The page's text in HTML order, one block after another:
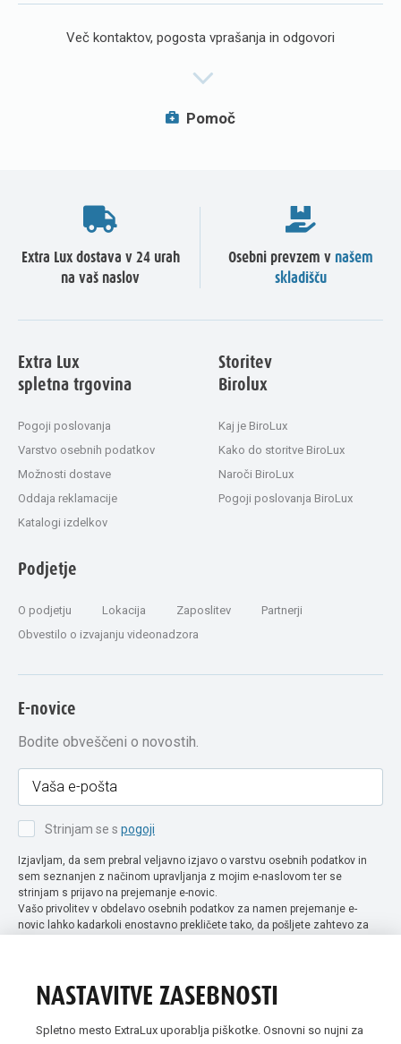
Več kontaktov, pogosta vprašanja in odgovori
Pomoč
Extra Lux dostava v 24 urah
na vaš naslov
Osebni prevzem v našem
skladišču
Extra Lux
spletna trgovina
Pogoji poslovanja
Varstvo osebnih podatkov
Možnosti dostave
Oddaja reklamacije
Katalogi izdelkov
Storitev
Birolux
Kaj je BiroLux
Kako do storitve BiroLux
Naroči BiroLux
Pogoji poslovanja BiroLux
Podjetje
O podjetju Lokacija Zaposlitev
Partnerji
Obvestilo o izvajanju videonadzora
E-novice
Bodite obveščeni o novostih.
Strinjam se s pogoji
Izjavljam, da sem prebral veljavno izjavo o varstvu osebnih podatkov in
sem seznanjen z načinom upravljanja z mojim e-naslovom ter se
strinjam s prijavo na prejemanje e-novic.
Vašo privolitev v obdelavo osebnih podatkov za namen prejemanje e-
novic lahko kadarkoli enostavno prekličete tako, da pošljete zahtevo za
NASTAVITVE ZASEBNOSTI
Spletno mesto ExtraLux uporablja piškotke. Osnovni so nujni za